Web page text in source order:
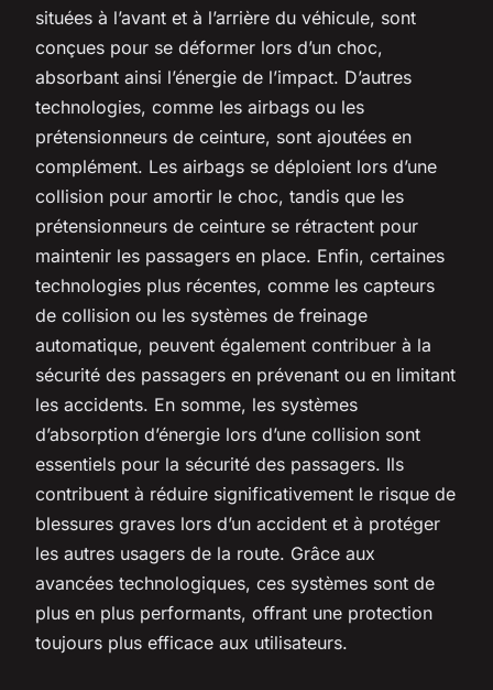
situées à l’avant et à l’arrière du véhicule, sont
conçues pour se déformer lors d’un choc,
absorbant ainsi l’énergie de l’impact. D’autres
technologies, comme les airbags ou les
prétensionneurs de ceinture, sont ajoutées en
complément. Les airbags se déploient lors d’une
collision pour amortir le choc, tandis que les
prétensionneurs de ceinture se rétractent pour
maintenir les passagers en place. Enfin, certaines
technologies plus récentes, comme les capteurs
de collision ou les systèmes de freinage
automatique, peuvent également contribuer à la
sécurité des passagers en prévenant ou en limitant
les accidents. En somme, les systèmes
d’absorption d’énergie lors d’une collision sont
essentiels pour la sécurité des passagers. Ils
contribuent à réduire significativement le risque de
blessures graves lors d’un accident et à protéger
les autres usagers de la route. Grâce aux
avancées technologiques, ces systèmes sont de
plus en plus performants, offrant une protection
toujours plus efficace aux utilisateurs.